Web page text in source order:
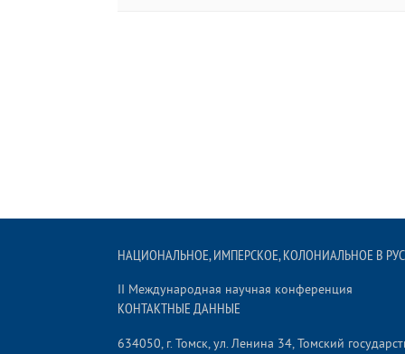
НАЦИОНАЛЬНОЕ, ИМПЕРСКОЕ, КОЛОНИАЛЬНОЕ В
II Международная научная конференция
КОНТАКТНЫЕ ДАННЫЕ
634050, г. Томск, ул. Ленина 34, Томский